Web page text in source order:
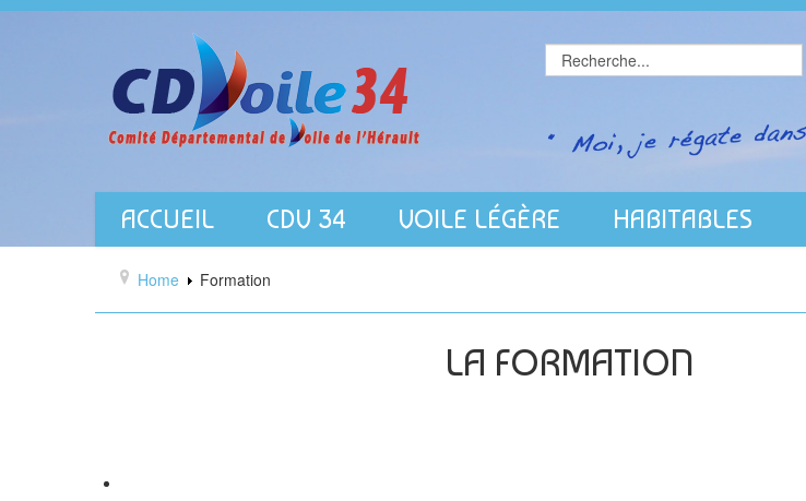
Rechercher
ACCUEIL CDV 34 VOILE LÉGÈRE HABITABLES
Home Formation
LA FORMATION